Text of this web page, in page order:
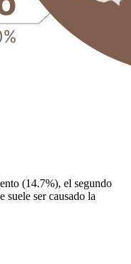
(14.7%), el segundo
suele ser causado la